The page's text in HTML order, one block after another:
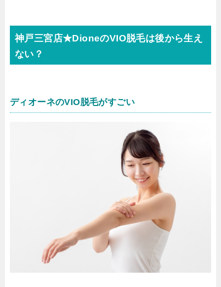
神戸三宮店★DioneのVIO脱毛は後から生え
ない？
ディオーネのVIO脱毛がすごい